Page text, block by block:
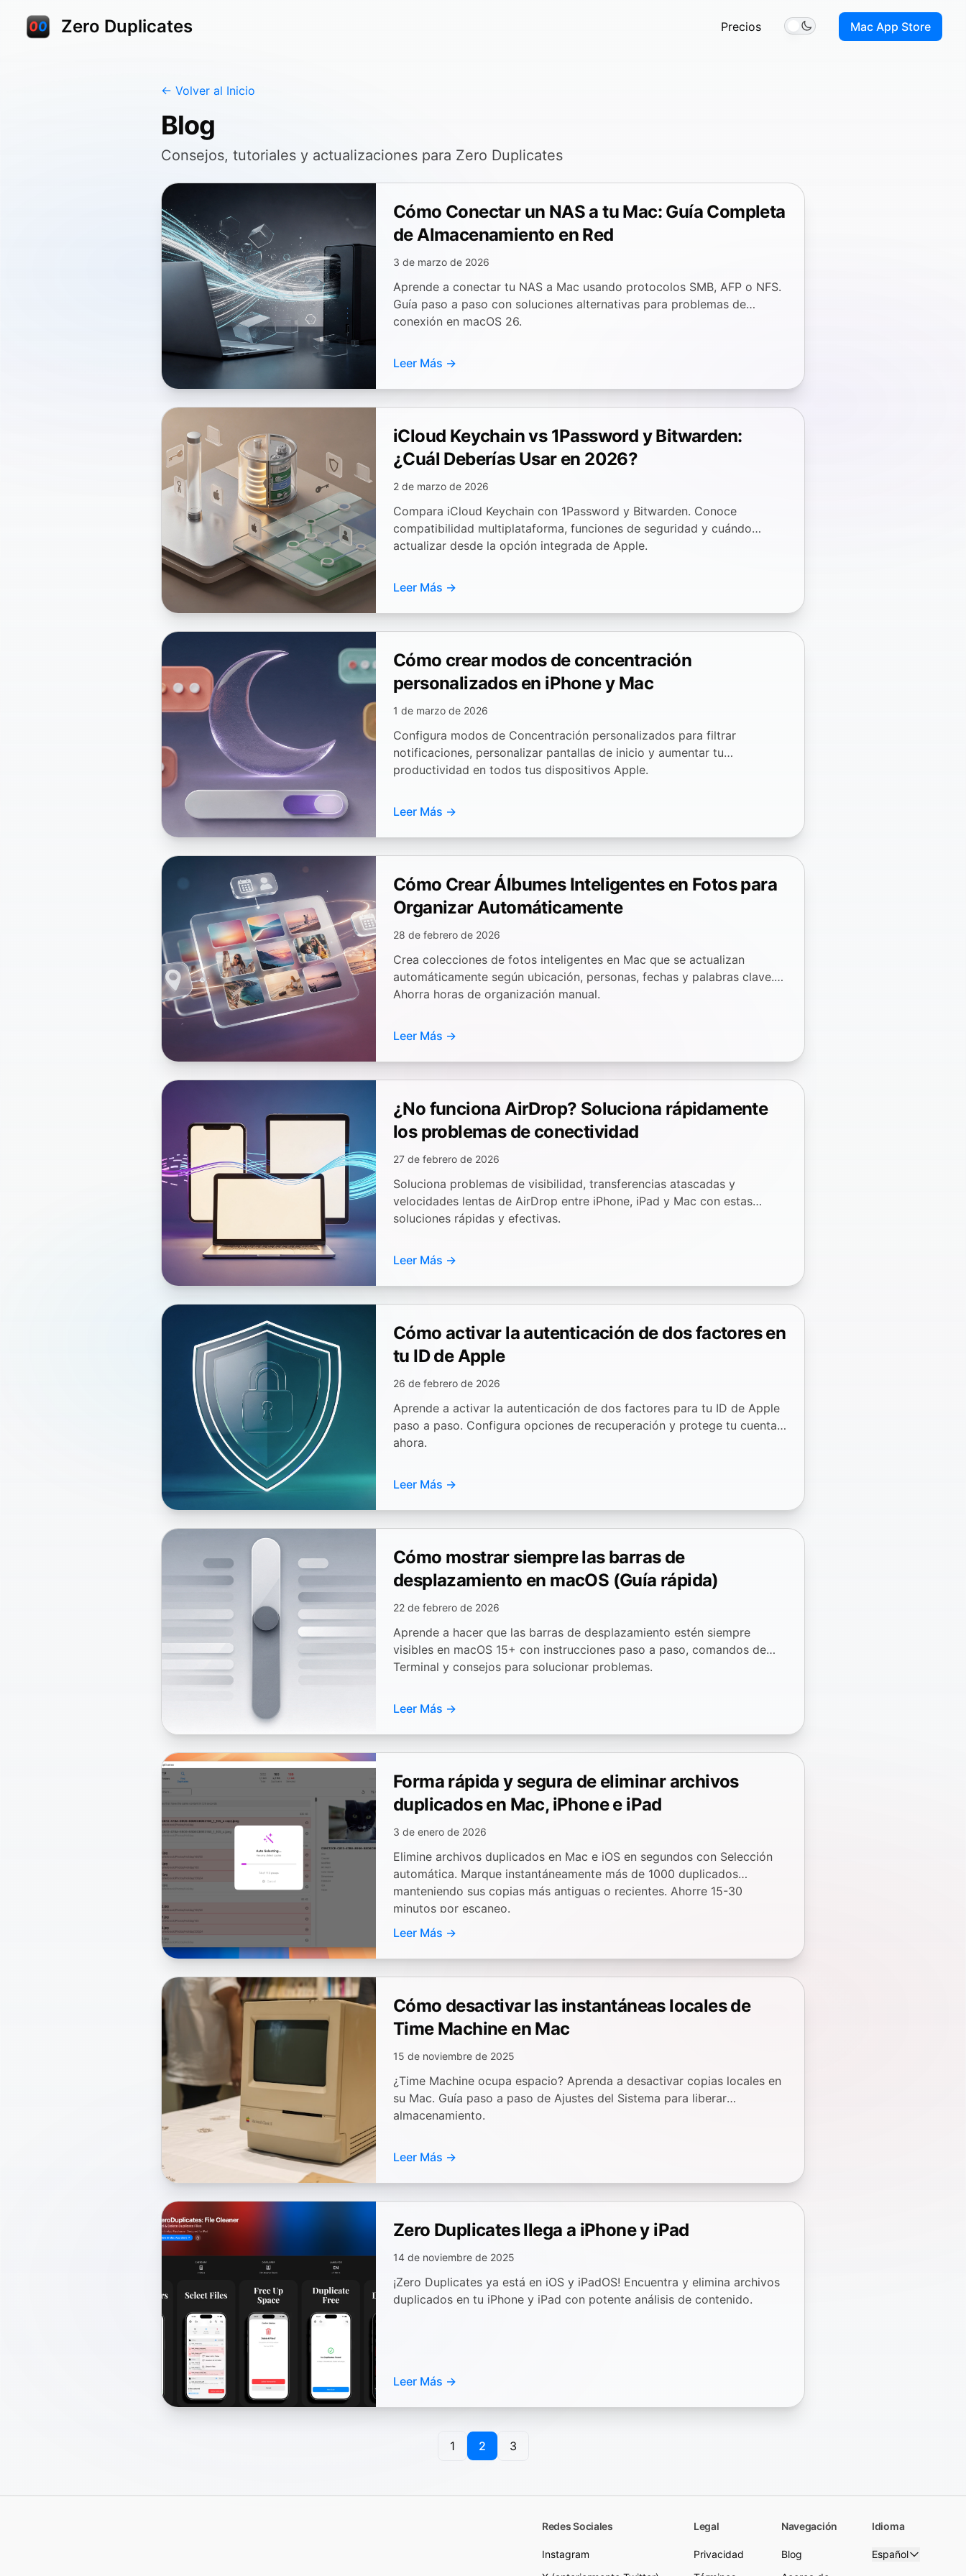
Zero Duplicates Precios Toggle themeMac App Store
← Volver al Inicio
Blog
Consejos, tutoriales y actualizaciones para Zero Duplicates
Cómo Conectar un NAS a tu Mac: Guía Completa
de Almacenamiento en Red
3 de marzo de 2026
Aprende a conectar tu NAS a Mac usando protocolos SMB, AFP o NFS.
Guía paso a paso con soluciones alternativas para problemas de
conexión en macOS 26.
Leer Más →
iCloud Keychain vs 1Password y Bitwarden:
¿Cuál Deberías Usar en 2026?
2 de marzo de 2026
Compara iCloud Keychain con 1Password y Bitwarden. Conoce
compatibilidad multiplataforma, funciones de seguridad y cuándo
actualizar desde la opción integrada de Apple.
Leer Más →
Cómo crear modos de concentración
personalizados en iPhone y Mac
1 de marzo de 2026
Configura modos de Concentración personalizados para filtrar
notificaciones, personalizar pantallas de inicio y aumentar tu
productividad en todos tus dispositivos Apple.
Leer Más →
Cómo Crear Álbumes Inteligentes en Fotos para
Organizar Automáticamente
28 de febrero de 2026
Crea colecciones de fotos inteligentes en Mac que se actualizan
automáticamente según ubicación, personas, fechas y palabras clave.
Ahorra horas de organización manual.
Leer Más →
¿No funciona AirDrop? Soluciona rápidamente
los problemas de conectividad
27 de febrero de 2026
Soluciona problemas de visibilidad, transferencias atascadas y
velocidades lentas de AirDrop entre iPhone, iPad y Mac con estas
soluciones rápidas y efectivas.
Leer Más →
Cómo activar la autenticación de dos factores en
tu ID de Apple
26 de febrero de 2026
Aprende a activar la autenticación de dos factores para tu ID de Apple
paso a paso. Configura opciones de recuperación y protege tu cuenta
ahora.
Leer Más →
Cómo mostrar siempre las barras de
desplazamiento en macOS (Guía rápida)
22 de febrero de 2026
Aprende a hacer que las barras de desplazamiento estén siempre
visibles en macOS 15+ con instrucciones paso a paso, comandos de
Terminal y consejos para solucionar problemas.
Leer Más →
Forma rápida y segura de eliminar archivos
duplicados en Mac, iPhone e iPad
3 de enero de 2026
Elimine archivos duplicados en Mac e iOS en segundos con Selección
automática. Marque instantáneamente más de 1000 duplicados
manteniendo sus copias más antiguas o recientes. Ahorre 15-30
minutos por escaneo.
Leer Más →
Cómo desactivar las instantáneas locales de
Time Machine en Mac
15 de noviembre de 2025
¿Time Machine ocupa espacio? Aprenda a desactivar copias locales en
su Mac. Guía paso a paso de Ajustes del Sistema para liberar
almacenamiento.
Leer Más →
Zero Duplicates llega a iPhone y iPad
14 de noviembre de 2025
¡Zero Duplicates ya está en iOS y iPadOS! Encuentra y elimina archivos
duplicados en tu iPhone y iPad con potente análisis de contenido.
Leer Más →
1 2 3
Redes Sociales
Instagram
Legal
Privacidad
Navegación
Blog
Idioma
Español